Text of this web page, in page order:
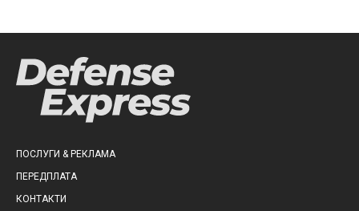
ПОСЛУГИ & РЕКЛАМА
ПЕРЕДПЛАТА
КОНТАКТИ